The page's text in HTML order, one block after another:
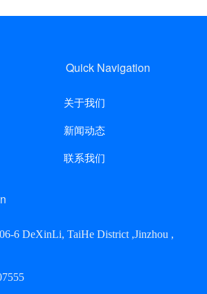
Quick Navigation
关于我们
新闻动态
联系我们
6 DeXinLi, TaiHe District ,Jinzhou ,